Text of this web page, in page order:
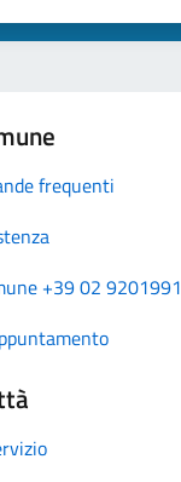
frequenti
+39 02 9201991